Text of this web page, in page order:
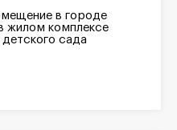
в городе
жилом комплексе
сада